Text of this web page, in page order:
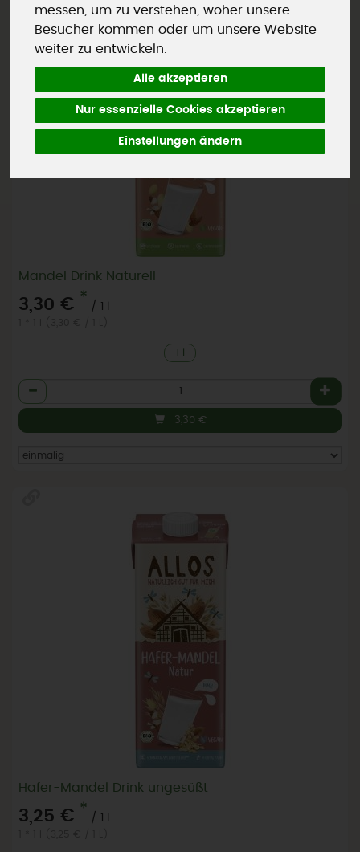
messen, um zu verstehen, woher unsere
Besucher kommen oder um unsere Website
weiter zu entwickeln.
Alle akzeptieren
Nur essenzielle Cookies akzeptieren
Einstellungen ändern
Mandel Drink Naturell
3,30 € *
/ 1 l
1 l
Anzahl
3,30 €
Hafer-Mandel Drink ungesüßt
3,25 € *
/ 1 l